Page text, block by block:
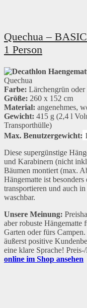
Quechua –
1 Person
Quechua
Farbe: Lärchengrün
Größe: 260 x 152 cm
Material: angenehmes,
Gewicht: 415 g (2,4 l
Transporthülle)
Max. Benutzergewicht:
Diese supergünstige
und Karabinern (nicht
Bäumen montiert (max.
Hängematte ist besonders
transportieren und auch
waschbar.
Unsere Meinung:
aber robuste Hängematte
Garten oder fürs
äußerst positive
eine klare Sprache!
online im Shop ansehen